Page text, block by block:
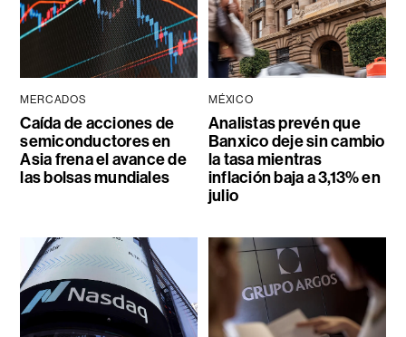
MERCADOS
Caída de acciones de
semiconductores en
Asia frena el avance de
las bolsas mundiales
MÉXICO
Analistas prevén que
Banxico deje sin cambio
la tasa mientras
inflación baja a 3,13% en
julio